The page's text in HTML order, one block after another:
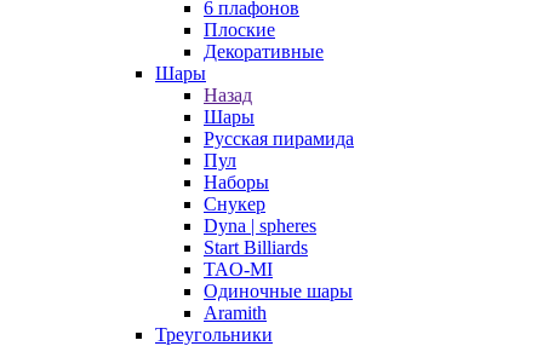
6 плафонов
Плоские
Декоративные
Шары
Назад
Шары
Русская пирамида
Пул
Наборы
Снукер
Dyna | spheres
Start Billiards
TAO-MI
Одиночные шары
Aramith
Треугольники